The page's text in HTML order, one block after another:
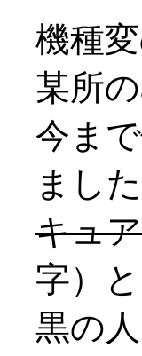
機種
某所
今ま
まし
キュア
字）
黒の